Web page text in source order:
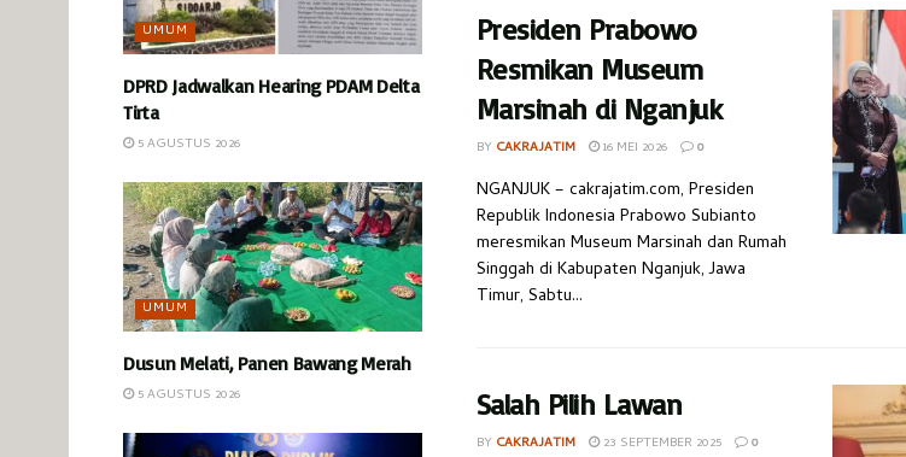
Presiden Prabowo
Resmikan Museum
Marsinah di Nganjuk
BY CAKRAJATIM 16 MEI 2026 0
NGANJUK – cakrajatim.com, Presiden
Republik Indonesia Prabowo Subianto
meresmikan Museum Marsinah dan Rumah
Singgah di Kabupaten Nganjuk, Jawa
Timur, Sabtu...
Salah Pilih Lawan
BY CAKRAJATIM 23 SEPTEMBER 2025 0
UMUM
DPRD Jadwalkan Hearing PDAM Delta
Tirta
5 AGUSTUS 2026
UMUM
Dusun Melati, Panen Bawang Merah
5 AGUSTUS 2026